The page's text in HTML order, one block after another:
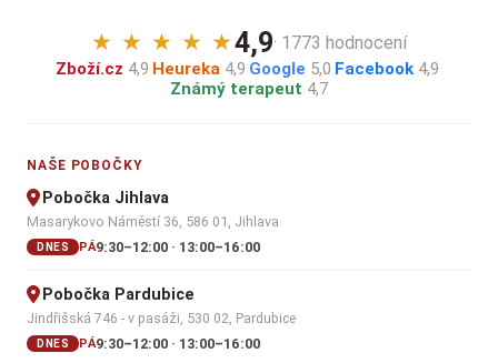
★ ★ ★ ★ ★4,9· 1773 hodnocení
Zboží.cz 4,9·Heureka 4,9·Google 5,0·Facebook 4,9·
Známý terapeut 4,7
NAŠE POBOČKY
Pobočka Jihlava
Masarykovo Náměstí 36, 586 01, Jihlava
DNES PÁ9:30–12:00 · 13:00–16:00
Pobočka Pardubice
Jindřišská 746 - v pasáži, 530 02, Pardubice
DNES PÁ9:30–12:00 · 13:00–16:00